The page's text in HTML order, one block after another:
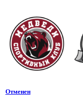
Отменен